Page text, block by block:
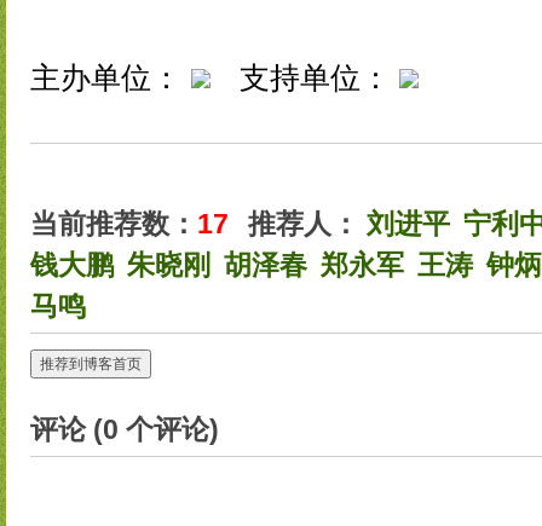
主办单位： 支持单位：
当前推荐数： 17 推荐人： 刘进平 宁利
钱大鹏 朱晓刚 胡泽春 郑永军 王涛 钟炳
马鸣
推荐到博客首页
评论 (0 个评论)